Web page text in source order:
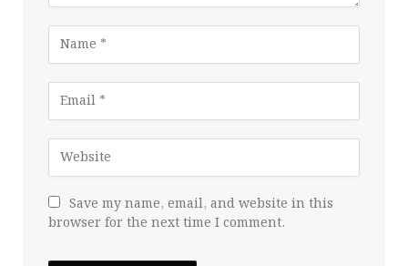
Save my name, email, and website in this
browser for the next time I comment.